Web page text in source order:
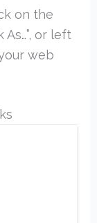
on the
or left
web